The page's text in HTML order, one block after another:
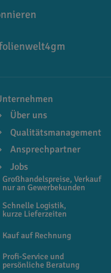
Über uns
Qualitätsmanagement
Ansprechpartner
Jobs
Großhandelspreise, Verkauf
nur an Gewerbekunden
Schnelle Logistik,
kurze Lieferzeiten
Kauf auf Rechnung
Profi-Service und
persönliche Beratung